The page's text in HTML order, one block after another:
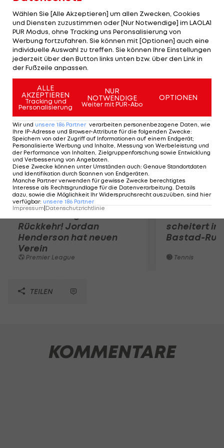
23. September in Wien auf Russland, Belgien,
Wales, Ukraine und Litauen. In dieser Sechser-
Gruppe steigen die Top-4 auf. ÖHV-Präsident
Walter Kapounek erwartet zumindest von den
Herren den Aufstieg.
Mehr zum Thema
Rückkehr! Jordan
Henderson hat neuen
Verein
Premier League
scheitert in
Bastad-
Tennis
TEILEN
KOMMENTARE
Wählen Sie [Alle Akzeptieren] um allen Zwecken, Cookies
und Diensten zuzustimmen oder [Nur Notwendige] im LAOLA1
PUR Modus, ohne Tracking uns Peronsalisierung von
Werbung fortzufahren. Sie können mit [Optionen] auch eine
individuelle Auswahl zu treffen. Sie können Ihre Einstellungen
jederzeit über den Button links unten bzw. über den Link in
der Fußzeile anpassen.
ALLE
AKZEPTIEREN
Tracking und
Personalisierung
NUR
NOTWENDIGE
Weiter mit PUR-Abo
OPTIONEN
Wir und unsere 186 Partner verarbeiten personenbezogene Daten, wie
Ihre IP-Adresse und Browser-Attribute für die folgenden Zwecke:
Speichern von oder Zugriff auf Informationen auf einem Endgerät;
Personalisierte Werbung und Inhalte, Messung von Werbeleistung und
der Performance von Inhalten, Zielgruppenforschung sowie Entwicklung
und Verbesserung von Angeboten.
Diese Zwecke können unter Umständen auch: Genaue Standortdaten
und Identifikation durch Scannen von Endgeräten.
Manche Partner verwenden für gewisse Zwecke berechtigtes
Interesse als Rechtsgrundlage für die Datenverarbeitung. Details
dazu, sowie die Möglichkeit Ihr Widerspruchsrecht auszuüben, sind hier
verfügbar: unsere 186 Partner
Impressum Datenschutzrichtlinie